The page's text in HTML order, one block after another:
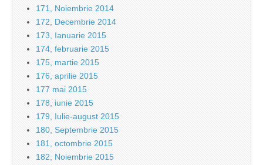
171, Noiembrie 2014
172, Decembrie 2014
173, Ianuarie 2015
174, februarie 2015
175, martie 2015
176, aprilie 2015
177 mai 2015
178, iunie 2015
179, Iulie-august 2015
180, Septembrie 2015
181, octombrie 2015
182, Noiembrie 2015